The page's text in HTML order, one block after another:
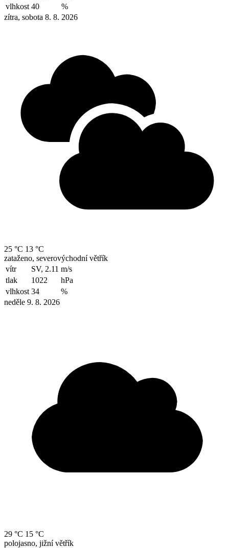
vlhkost 40
%
zítra, sobota 8. 8. 2026
25 °C 13 °C
zataženo, severovýchodní větřík
vítr
SV, 2.11 m/s
tlak
1022
hPa
vlhkost 34
%
neděle 9. 8. 2026
29 °C 15 °C
polojasno, jižní větřík